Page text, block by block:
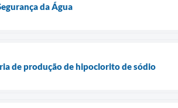
da Água
de produção de hipoclorito de sódio